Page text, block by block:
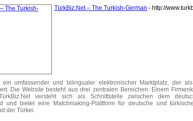
TürkBiz.Net – The Turkish-German - http://
ein umfassender und bilingualer elektronischer Marktplatz, der
Die Website besteht aus drei zentralen Bereichen: Einem
versteht sich als Schnittstelle zwischen dem
und bietet eine Matchmaking-Plattform für deutsche und
der Türkei.